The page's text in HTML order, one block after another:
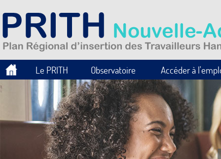
Le PRITH Observatoire Accéder à